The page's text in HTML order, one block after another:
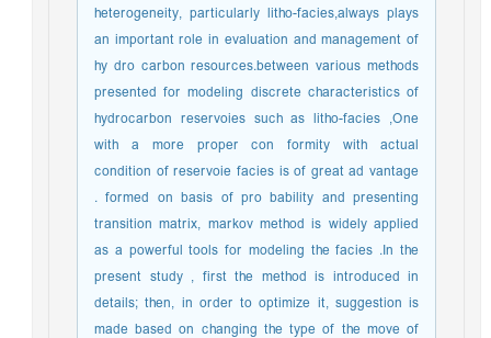
heterogeneity, particularly litho-facies,always plays
an important role in evaluation and management of
hy dro carbon resources.between various methods
presented for modeling discrete characteristics of
hydrocarbon reservoies such as litho-facies ,One
with a more proper con formity with actual
condition of reservoie facies is of great ad vantage
. formed on basis of pro bability and presenting
transition matrix, markov method is widely applied
as a powerful tools for modeling the facies .In the
present study , first the method is introduced in
details; then, in order to optimize it, suggestion is
made based on changing the type of the move of